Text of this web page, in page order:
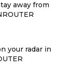
away from
your radar in